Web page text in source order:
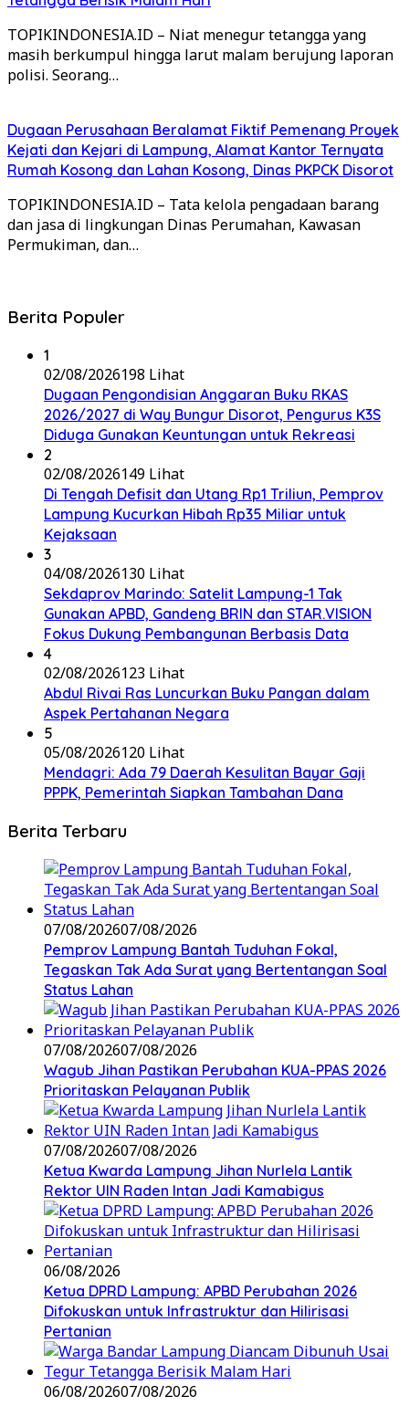
TOPIKINDONESIA.ID – Niat menegur tetangga yang
masih berkumpul hingga larut malam berujung laporan
polisi. Seorang…
Dugaan Perusahaan Beralamat Fiktif Pemenang Proyek
Kejati dan Kejari di Lampung, Alamat Kantor Ternyata
Rumah Kosong dan Lahan Kosong, Dinas PKPCK Disorot
TOPIKINDONESIA.ID – Tata kelola pengadaan barang
dan jasa di lingkungan Dinas Perumahan, Kawasan
Permukiman, dan…
Berita Populer
1
02/08/2026198 Lihat
Dugaan Pengondisian Anggaran Buku RKAS
2026/2027 di Way Bungur Disorot, Pengurus K3S
Diduga Gunakan Keuntungan untuk Rekreasi
2
02/08/2026149 Lihat
Di Tengah Defisit dan Utang Rp1 Triliun, Pemprov
Lampung Kucurkan Hibah Rp35 Miliar untuk
Kejaksaan
3
04/08/2026130 Lihat
Sekdaprov Marindo: Satelit Lampung-1 Tak
Gunakan APBD, Gandeng BRIN dan STAR.VISION
Fokus Dukung Pembangunan Berbasis Data
4
02/08/2026123 Lihat
Abdul Rivai Ras Luncurkan Buku Pangan dalam
Aspek Pertahanan Negara
5
05/08/2026120 Lihat
Mendagri: Ada 79 Daerah Kesulitan Bayar Gaji
PPPK, Pemerintah Siapkan Tambahan Dana
Berita Terbaru
07/08/202607/08/2026
Pemprov Lampung Bantah Tuduhan Fokal,
Tegaskan Tak Ada Surat yang Bertentangan Soal
Status Lahan
07/08/202607/08/2026
Wagub Jihan Pastikan Perubahan KUA-PPAS 2026
Prioritaskan Pelayanan Publik
07/08/202607/08/2026
Ketua Kwarda Lampung Jihan Nurlela Lantik
Rektor UIN Raden Intan Jadi Kamabigus
06/08/2026
Ketua DPRD Lampung: APBD Perubahan 2026
Difokuskan untuk Infrastruktur dan Hilirisasi
Pertanian
06/08/202607/08/2026